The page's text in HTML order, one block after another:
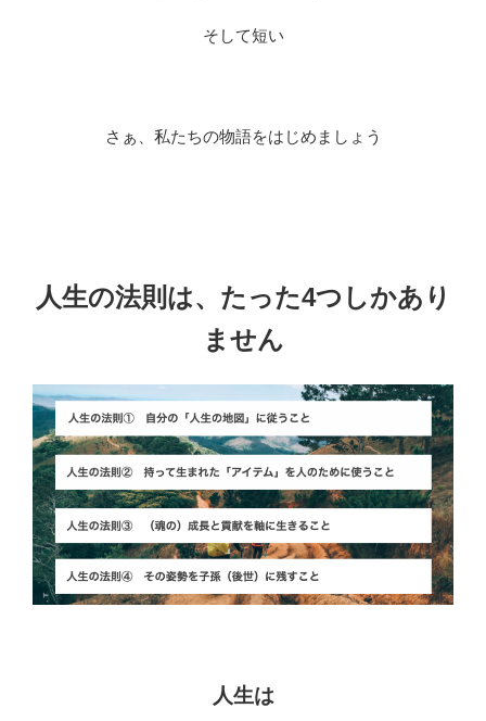
そして短い
さぁ、私たちの物語をはじめましょう
人生の法則は、 たった4つしかあり
ません
人生は